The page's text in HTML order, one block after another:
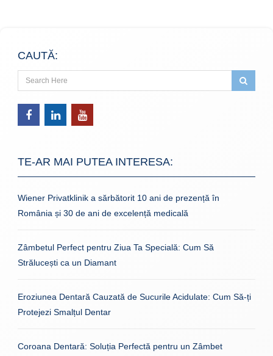
CAUTĂ:
TE-AR MAI PUTEA INTERESA:
Wiener Privatklinik a sărbătorit 10 ani de prezență în
România și 30 de ani de excelență medicală
Zâmbetul Perfect pentru Ziua Ta Specială: Cum Să
Strălucești ca un Diamant
Eroziunea Dentară Cauzată de Sucurile Acidulate: Cum Să-ți
Protejezi Smalțul Dentar
Coroana Dentară: Soluția Perfectă pentru un Zâmbet